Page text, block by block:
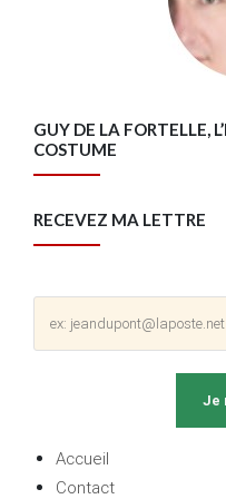
GUY DE LA FORTELLE,
COSTUME
RECEVEZ MA LETTRE
Accueil
Contact